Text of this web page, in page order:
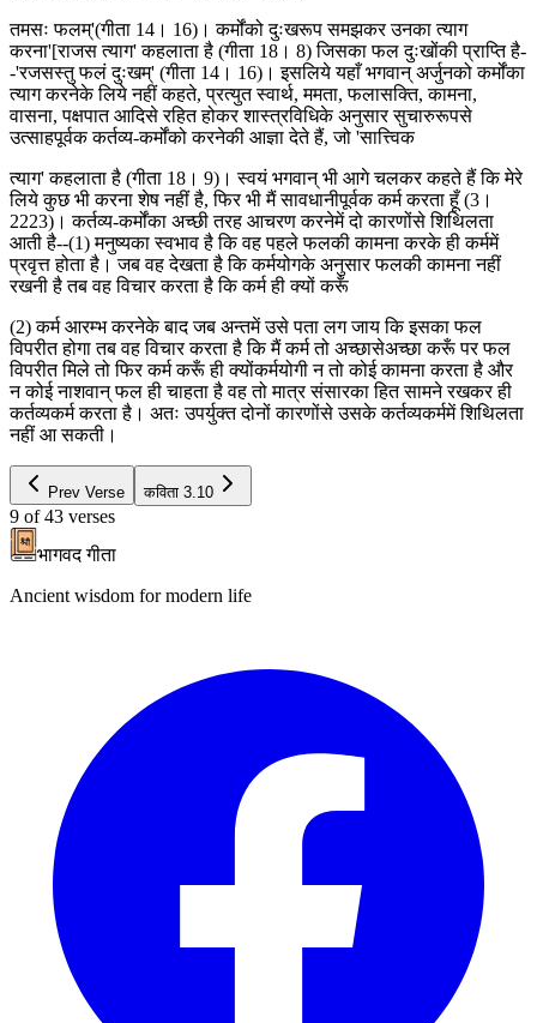
तमसः फलम्'(गीता 14। 16)। कर्मोंको दुःखरूप समझकर उनका त्याग
करना'[राजस त्याग' कहलाता है (गीता 18। 8) जिसका फल दुःखोंकी प्राप्ति है-
-'रजसस्तु फलं दुःखम्' (गीता 14। 16)। इसलिये यहाँ भगवान् अर्जुनको कर्मोंका
त्याग करनेके लिये नहीं कहते, प्रत्युत स्वार्थ, ममता, फलासक्ति, कामना,
वासना, पक्षपात आदिसे रहित होकर शास्त्रविधिके अनुसार सुचारुरूपसे
उत्साहपूर्वक कर्तव्य-कर्मोंको करनेकी आज्ञा देते हैं, जो 'सात्त्विक
त्याग' कहलाता है (गीता 18। 9)। स्वयं भगवान् भी आगे चलकर कहते हैं कि मेरे
लिये कुछ भी करना शेष नहीं है, फिर भी मैं सावधानीपूर्वक कर्म करता हूँ (3।
2223)। कर्तव्य-कर्मोंका अच्छी तरह आचरण करनेमें दो कारणोंसे शिथिलता
आती है--(1) मनुष्यका स्वभाव है कि वह पहले फलकी कामना करके ही कर्ममें
प्रवृत्त होता है। जब वह देखता है कि कर्मयोगके अनुसार फलकी कामना नहीं
रखनी है तब वह विचार करता है कि कर्म ही क्यों करूँ
(2) कर्म आरम्भ करनेके बाद जब अन्तमें उसे पता लग जाय कि इसका फल
विपरीत होगा तब वह विचार करता है कि मैं कर्म तो अच्छासेअच्छा करूँ पर फल
विपरीत मिले तो फिर कर्म करूँ ही क्योंकर्मयोगी न तो कोई कामना करता है और
न कोई नाशवान् फल ही चाहता है वह तो मात्र संसारका हित सामने रखकर ही
कर्तव्यकर्म करता है। अतः उपर्युक्त दोनों कारणोंसे उसके कर्तव्यकर्ममें शिथिलता
नहीं आ सकती।
Prev Verse कविता 3.10
9 of 43 verses
भागवद गीता
Ancient wisdom for modern life